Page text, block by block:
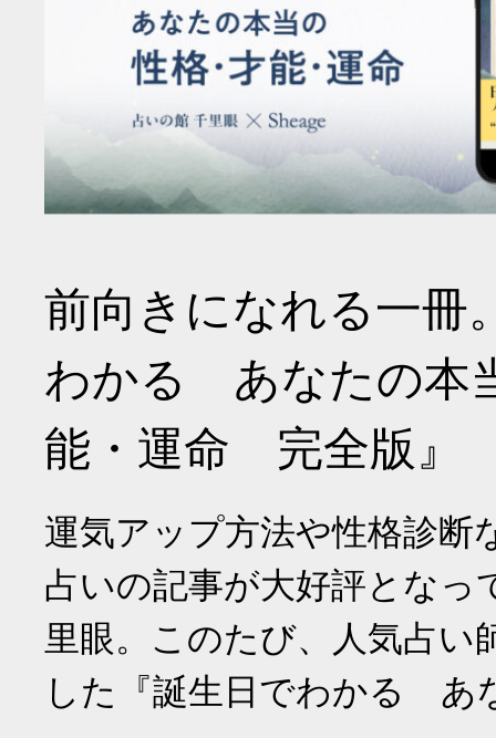
前向きになれる一冊
わかる あなたの本
能・運命 完全版』
運気アップ方法や性格診断
占いの記事が大好評となっ
里眼。このたび、人気占い
した『誕生日でわかる あ